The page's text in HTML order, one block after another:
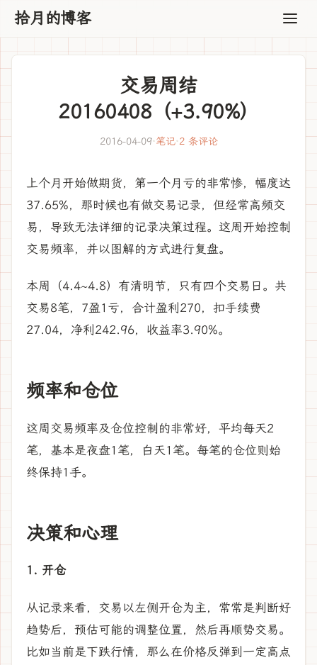
拾月的博客
交易周结
20160408（+3.90%）
2016-04-09·笔记·2 条评论
上个月开始做期货，第一个月亏的非常惨，幅度达
37.65%，那时候也有做交易记录，但经常高频交
易，导致无法详细的记录决策过程。这周开始控制
交易频率，并以图解的方式进行复盘。
本周（4.4~4.8）有清明节，只有四个交易日。共
交易8笔，7盈1亏，合计盈利270，扣手续费
27.04，净利242.96，收益率3.90%。
频率和仓位
这周交易频率及仓位控制的非常好，平均每天2
笔，基本是夜盘1笔，白天1笔。每笔的仓位则始
终保持1手。
决策和心理
1. 开仓
从记录来看，交易以左侧开仓为主，常常是判断好
趋势后，预估可能的调整位置，然后再顺势交易。
比如当前是下跌行情，那么在价格反弹到一定高点